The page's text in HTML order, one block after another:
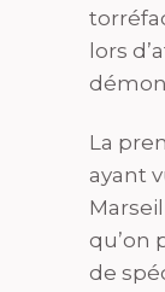
lors
La
ayant
qu’on
de